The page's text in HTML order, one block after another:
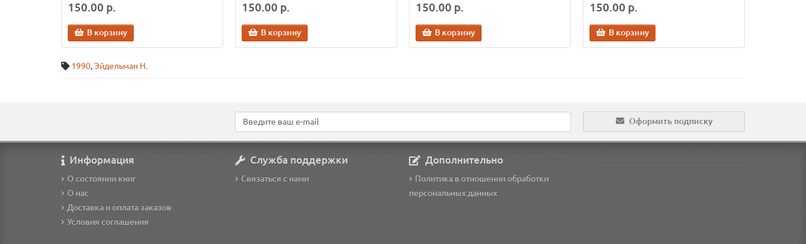
150.00 р.
В корзину
150.00 р.
В корзину
150.00 р.
В корзину
150.00 р.
В корзину
1990,Эйдельман Н.
Оформить подписку
Информация
О состоянии книг
О нас
Доставка и оплата заказов
Условия соглашения
Служба поддержки
Связаться с нами
Дополнительно
Политика в отношении обработки
персональных данных